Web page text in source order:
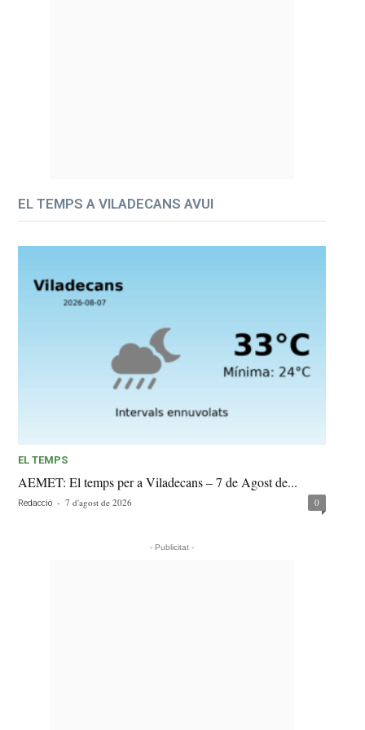
EL TEMPS A VILADECANS AVUI
EL TEMPS
AEMET: El temps per a Viladecans – 7 de Agost de...
Redacció - 7 d'agost de 2026 0
- Publicitat -